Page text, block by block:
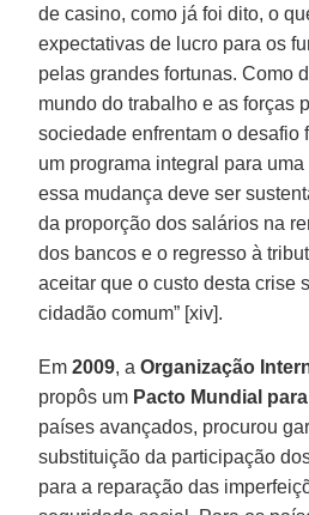
de casino, como já foi dito, o
expectativas de lucro para os
pelas grandes fortunas. Como
mundo do trabalho e as forças
sociedade enfrentam o desafio
um programa integral para
essa mudança deve ser
da proporção dos salários na
dos bancos e o regresso à
aceitar que o custo desta crise
cidadão comum” [xiv].
Em2009, aOrganização
propôs um Pacto Mundial
países avançados, procurou
substituição da participação
para a reparação das